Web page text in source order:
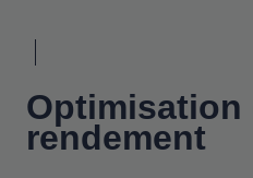
Optimisation
rendement